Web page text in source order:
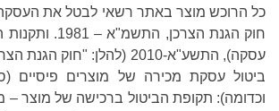
כל הרוכש מוצר באתר רשאי לבטל את
חוק הגנת הצרכן,
עסקה), התשע"א-2010 (להלן:
ביטול עסקת מכירה של מוצרים פיסיים
וכדומה): תקופת הביטול ברכישה של מוצר –